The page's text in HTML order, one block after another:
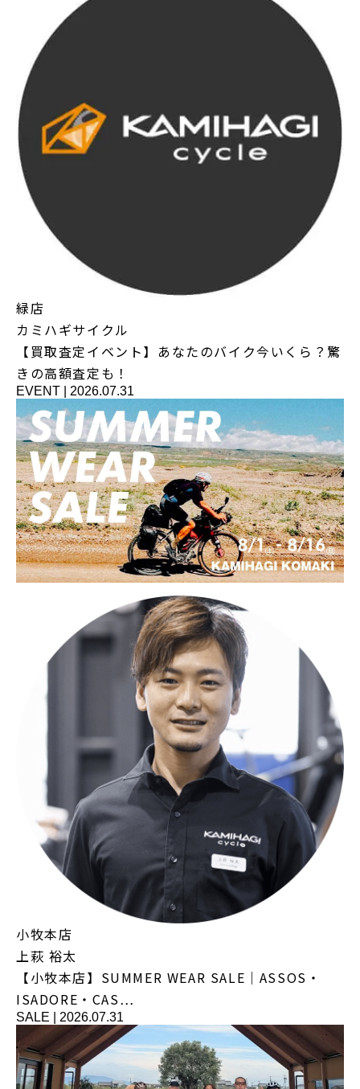
緑店
カミハギサイクル
【買取査定イベント】あなたのバイク今いくら？驚
きの高額査定も！
EVENT 2026.07.31
小牧本店
上萩 裕太
【小牧本店】SUMMER WEAR SALE｜ASSOS・
ISADORE・CAS…
SALE 2026.07.31